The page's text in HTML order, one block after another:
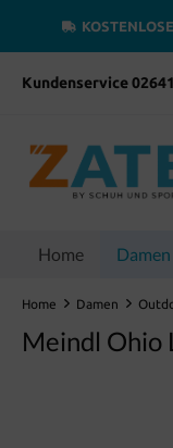
springen
Kundenservice
Home Damen
Home Damen
Meindl Ohio